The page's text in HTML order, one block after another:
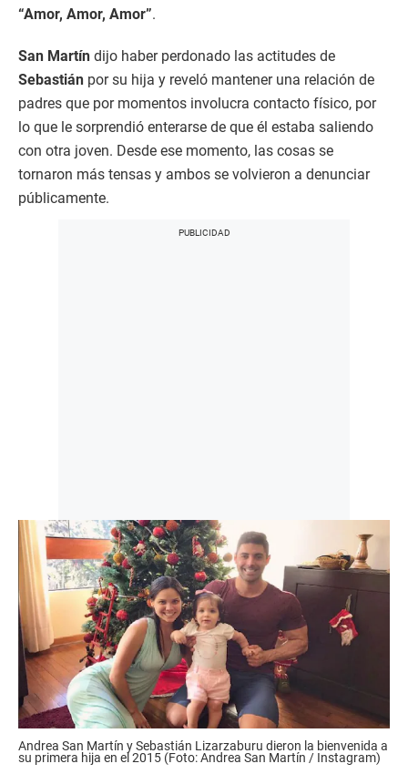
“Amor, Amor, Amor”.
San Martín dijo haber perdonado las actitudes de
Sebastián por su hija y reveló mantener una relación de
padres que por momentos involucra contacto físico, por
lo que le sorprendió enterarse de que él estaba saliendo
con otra joven. Desde ese momento, las cosas se
tornaron más tensas y ambos se volvieron a denunciar
públicamente.
Andrea San Martín y Sebastián Lizarzaburu dieron la bienvenida a
su primera hija en el 2015 (Foto: Andrea San Martín / Instagram)